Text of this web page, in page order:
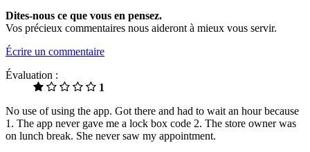
Dites-nous ce que vous en pensez.
Vos précieux commentaires nous aideront à mieux vous servir.
Écrire un commentaire
Évaluation :
1
No use of using the app. Got there and had to wait an hour because
1. The app never gave me a lock box code 2. The store owner was
on lunch break. She never saw my appointment.